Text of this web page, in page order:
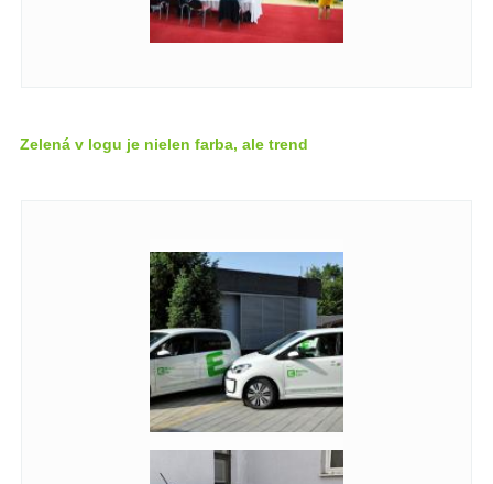
Zelená v logu je nielen farba, ale trend